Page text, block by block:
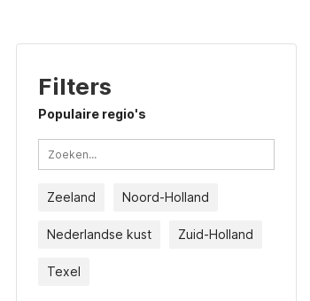
Filters
Populaire regio's
Zeeland Noord-Holland
Nederlandse kust Zuid-Holland
Texel